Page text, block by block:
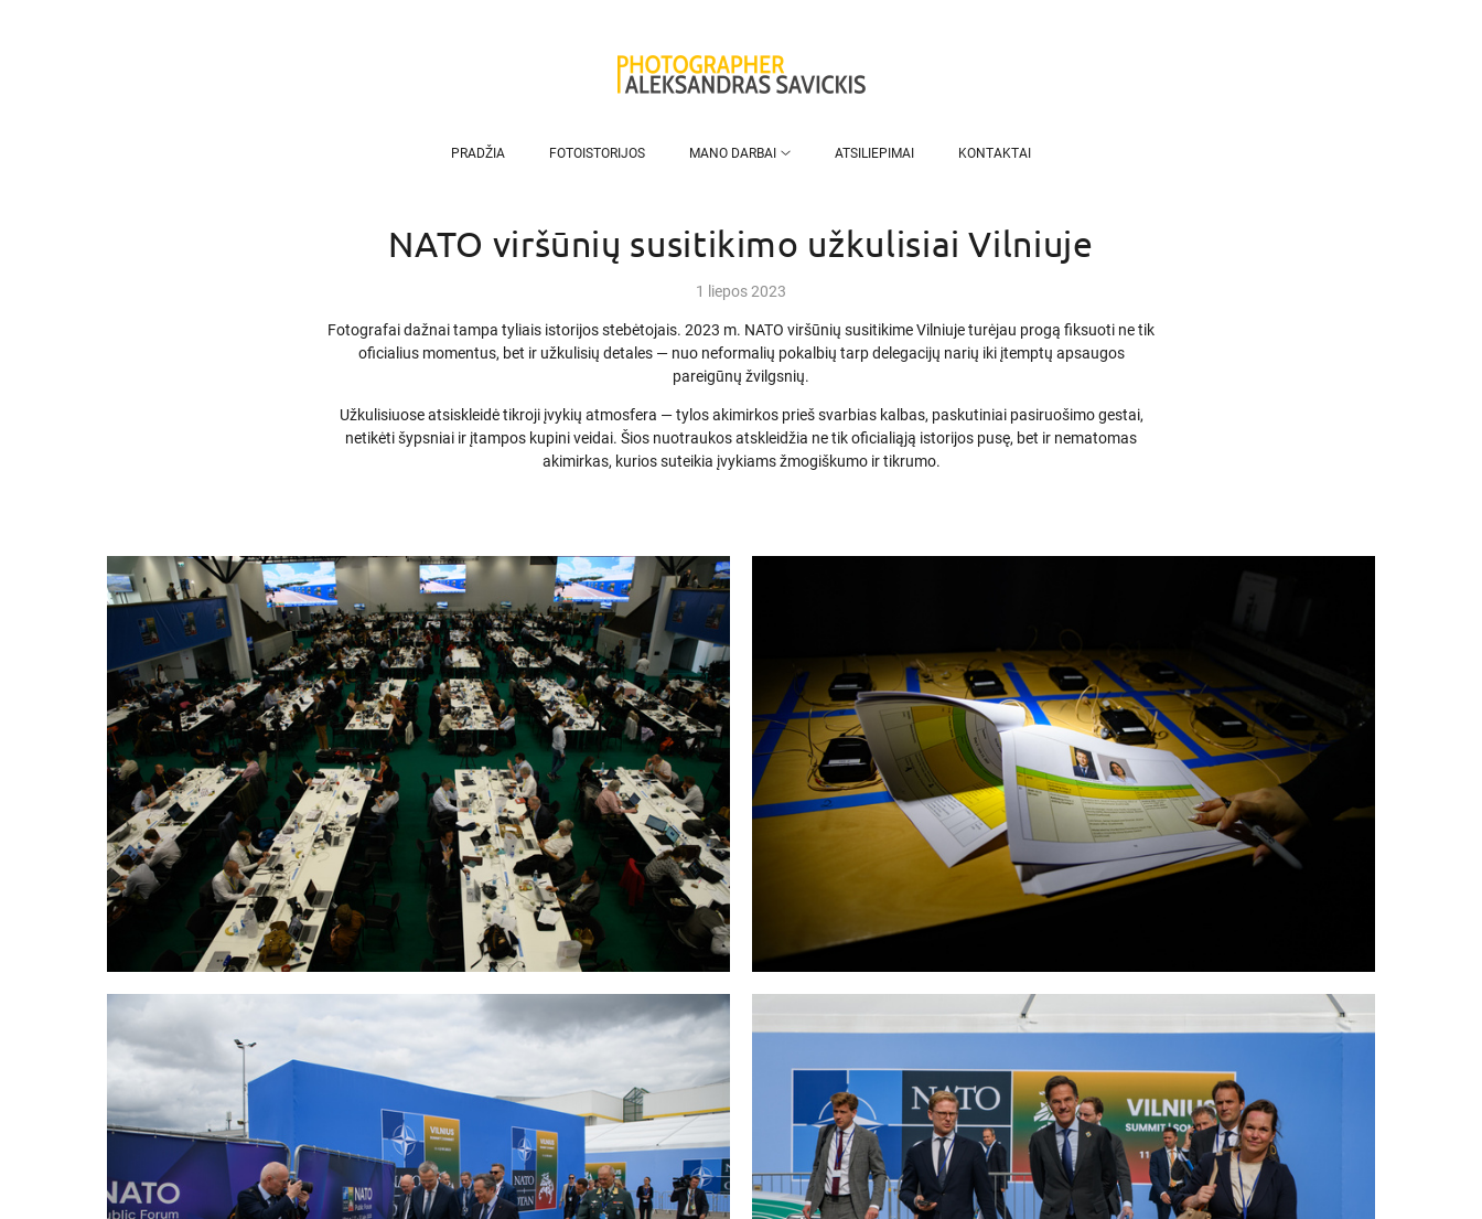
PRADŽIA FOTOISTORIJOS MANO DARBAI ATSILIEPIMAI KONTAKTAI
NATO viršūnių susitikimo užkulisiai Vilniuje
1 liepos 2023
Fotografai dažnai tampa tyliais istorijos stebėtojais. 2023 m. NATO viršūnių susitikime Vilniuje turėjau progą fiksuoti ne tik
oficialius momentus, bet ir užkulisių detales — nuo neformalių pokalbių tarp delegacijų narių iki įtemptų apsaugos
pareigūnų žvilgsnių.
Užkulisiuose atsiskleidė tikroji įvykių atmosfera — tylos akimirkos prieš svarbias kalbas, paskutiniai pasiruošimo gestai,
netikėti šypsniai ir įtampos kupini veidai. Šios nuotraukos atskleidžia ne tik oficialiąją istorijos pusę, bet ir nematomas
akimirkas, kurios suteikia įvykiams žmogiškumo ir tikrumo.